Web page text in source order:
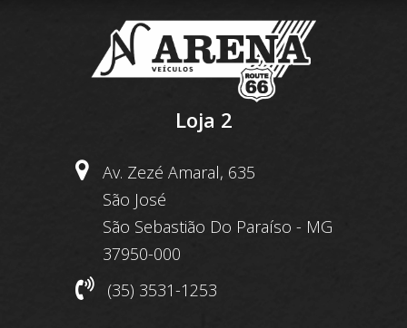
Loja 2
Av. Zezé Amaral, 635
São José
São Sebastião Do Paraíso - MG
37950-000
(35) 3531-1253